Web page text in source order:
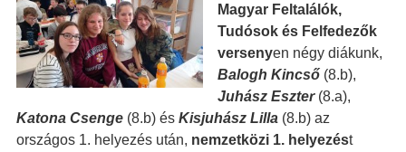
Magyar Feltalálók,
Tudósok és Felfedezők
versenyen négy diákunk,
Balogh Kincső(8.b),
Juhász Eszter(8.a),
Katona Csenge(8.b) és Kisjuhász Lilla(8.b) az
országos 1. helyezés után, nemzetközi 1. helyezést